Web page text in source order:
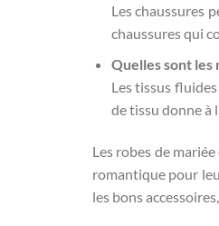
Les chaussures
chaussures qui
Quelles sont les
Les tissus
de tissu donne à
Les robes de
romantique pour
les bons